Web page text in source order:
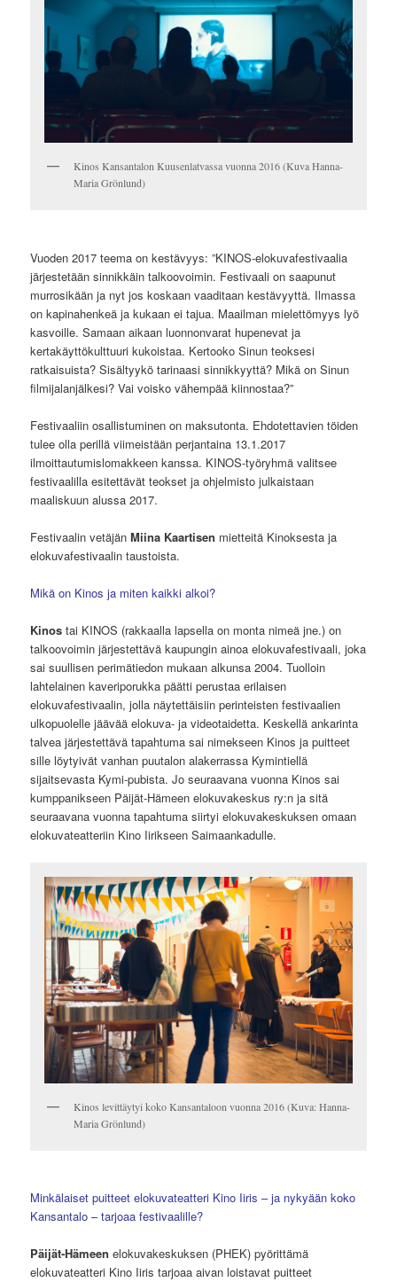
Kinos Kansantalon Kuusenlatvassa vuonna 2016 (Kuva Hanna-
Maria Grönlund)
Vuoden 2017 teema on kestävyys: ”KINOS-elokuvafestivaalia
järjestetään sinnikkäin talkoovoimin. Festivaali on saapunut
murrosikään ja nyt jos koskaan vaaditaan kestävyyttä. Ilmassa
on kapinahenkeä ja kukaan ei tajua. Maailman mielettömyys lyö
kasvoille. Samaan aikaan luonnonvarat hupenevat ja
kertakäyttökulttuuri kukoistaa. Kertooko Sinun teoksesi
ratkaisuista? Sisältyykö tarinaasi sinnikkyyttä? Mikä on Sinun
filmijalanjälkesi? Vai voisko vähempää kiinnostaa?”
Festivaaliin osallistuminen on maksutonta. Ehdotettavien töiden
tulee olla perillä viimeistään perjantaina 13.1.2017
ilmoittautumislomakkeen kanssa. KINOS-työryhmä valitsee
festivaalilla esitettävät teokset ja ohjelmisto julkaistaan
maaliskuun alussa 2017.
Festivaalin vetäjänMiina Kaartisen mietteitä Kinoksesta ja
elokuvafestivaalin taustoista.
Mikä on Kinos ja miten kaikki alkoi?
Kinos tai KINOS (rakkaalla lapsella on monta nimeä jne.) on
talkoovoimin järjestettävä kaupungin ainoa elokuvafestivaali, joka
sai suullisen perimätiedon mukaan alkunsa 2004. Tuolloin
lahtelainen kaveriporukka päätti perustaa erilaisen
elokuvafestivaalin, jolla näytettäisiin perinteisten festivaalien
ulkopuolelle jäävää elokuva- ja videotaidetta. Keskellä ankarinta
talvea järjestettävä tapahtuma sai nimekseen Kinos ja puitteet
sille löytyivät vanhan puutalon alakerrassa Kymintiellä
sijaitsevasta Kymi-pubista. Jo seuraavana vuonna Kinos sai
kumppanikseen Päijät-Hämeen elokuvakeskus ry:n ja sitä
seuraavana vuonna tapahtuma siirtyi elokuvakeskuksen omaan
elokuvateatteriin Kino Iirikseen Saimaankadulle.
Kinos levittäytyi koko Kansantaloon vuonna 2016 (Kuva: Hanna-
Maria Grönlund)
Minkälaiset puitteet elokuvateatteri Kino Iiris – ja nykyään koko
Kansantalo – tarjoaa festivaalille?
Päijät-Hämeen elokuvakeskuksen (PHEK) pyörittämä
elokuvateatteri Kino Iiris tarjoaa aivan loistavat puitteet